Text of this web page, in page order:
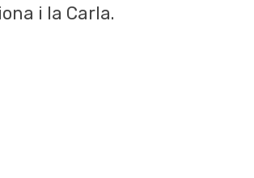
i la Carla.